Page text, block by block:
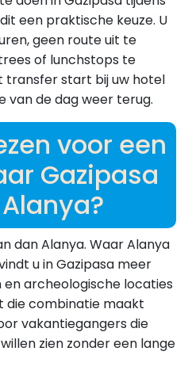
een praktische keuze. U
geen route uit te
of lunchstops te
transfer start bij uw hotel
van de dag weer terug.
voor een
Gazipasa
dan Alanya. Waar Alanya
u in Gazipasa meer
archeologische locaties
die combinatie maakt
vakantiegangers die
zien zonder een lange